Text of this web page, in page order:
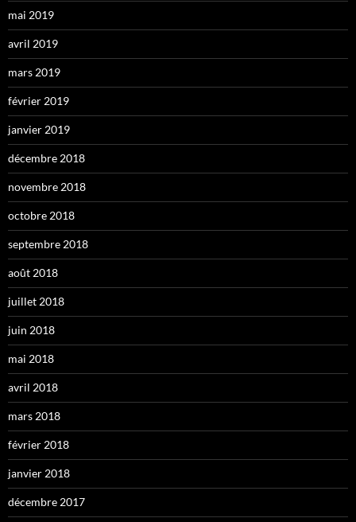
mai 2019
avril 2019
mars 2019
février 2019
janvier 2019
décembre 2018
novembre 2018
octobre 2018
septembre 2018
août 2018
juillet 2018
juin 2018
mai 2018
avril 2018
mars 2018
février 2018
janvier 2018
décembre 2017